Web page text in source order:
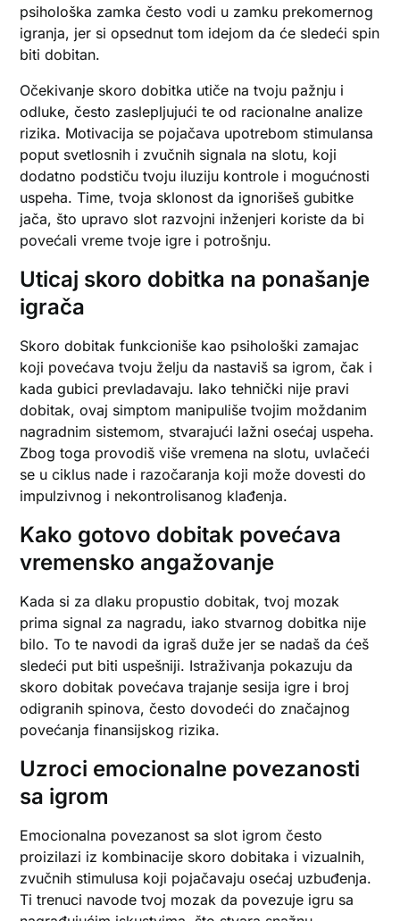
psihološka zamka često vodi u zamku prekomernog
igranja, jer si opsednut tom idejom da će sledeći spin
biti dobitan.
Očekivanje skoro dobitka utiče na tvoju pažnju i
odluke, često zaslepljujući te od racionalne analize
rizika. Motivacija se pojačava upotrebom stimulansa
poput svetlosnih i zvučnih signala na slotu, koji
dodatno podstiču tvoju iluziju kontrole i mogućnosti
uspeha. Time, tvoja sklonost da ignorišeš gubitke
jača, što upravo slot razvojni inženjeri koriste da bi
povećali vreme tvoje igre i potrošnju.
Uticaj skoro dobitka na ponašanje
igrača
Skoro dobitak funkcioniše kao psihološki zamajac
koji povećava tvoju želju da nastaviš sa igrom, čak i
kada gubici prevladavaju. Iako tehnički nije pravi
dobitak, ovaj simptom manipuliše tvojim moždanim
nagradnim sistemom, stvarajući lažni osećaj uspeha.
Zbog toga provodiš više vremena na slotu, uvlačeći
se u ciklus nade i razočaranja koji može dovesti do
impulzivnog i nekontrolisanog klađenja.
Kako gotovo dobitak povećava
vremensko angažovanje
Kada si za dlaku propustio dobitak, tvoj mozak
prima signal za nagradu, iako stvarnog dobitka nije
bilo. To te navodi da igraš duže jer se nadaš da ćeš
sledeći put biti uspešniji. Istraživanja pokazuju da
skoro dobitak povećava trajanje sesija igre i broj
odigranih spinova, često dovodeći do značajnog
povećanja finansijskog rizika.
Uzroci emocionalne povezanosti
sa igrom
Emocionalna povezanost sa slot igrom često
proizilazi iz kombinacije skoro dobitaka i vizualnih,
zvučnih stimulusa koji pojačavaju osećaj uzbuđenja.
Ti trenuci navode tvoj mozak da povezuje igru sa